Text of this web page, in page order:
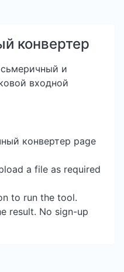
конвертер
и
входной
конвертер page
a file as required
to run the tool.
result. No sign-up